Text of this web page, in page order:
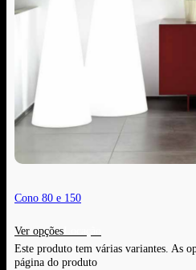
Cono 80 e 150
Ver opções
Este produto tem várias variantes. As
página do produto